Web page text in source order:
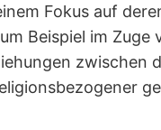
Fokus auf
Beispiel im Zuge
zwischen